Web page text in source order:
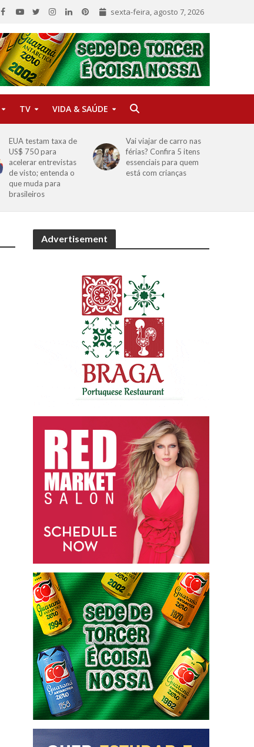
sexta-feira, agosto 7, 2026
TV VIDA & SAÚDE
EUA testam taxa de
US$ 750 para
acelerar entrevistas
de visto; entenda o
que muda para
brasileiros
Vai viajar de carro nas
férias? Confira 5 itens
essenciais para quem
está com crianças
Advertisement